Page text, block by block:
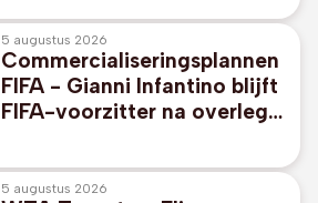
Zverev
5 augustus 2026
Commercialiseringsplannen
FIFA - Gianni Infantino blijft
FIFA-voorzitter na overleg
5 augustus 2026